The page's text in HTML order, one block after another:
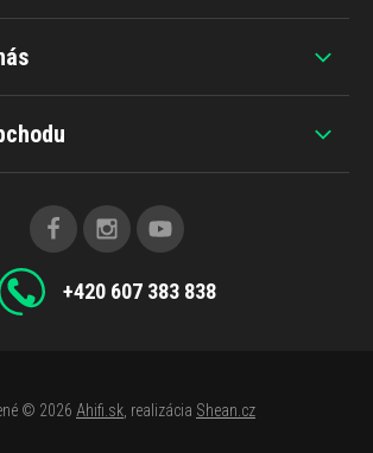
+420 607 383 838
© 2026 Ahifi.sk , realizácia Shean.cz